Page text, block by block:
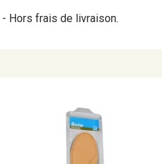
Hors frais de livraison.